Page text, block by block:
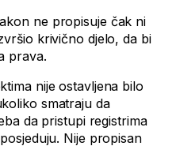
ne propisuje čak ni
krivično djelo, da bi
prava.
nije ostavljena bilo
smatraju da
da pristupi registrima
Nije propisan